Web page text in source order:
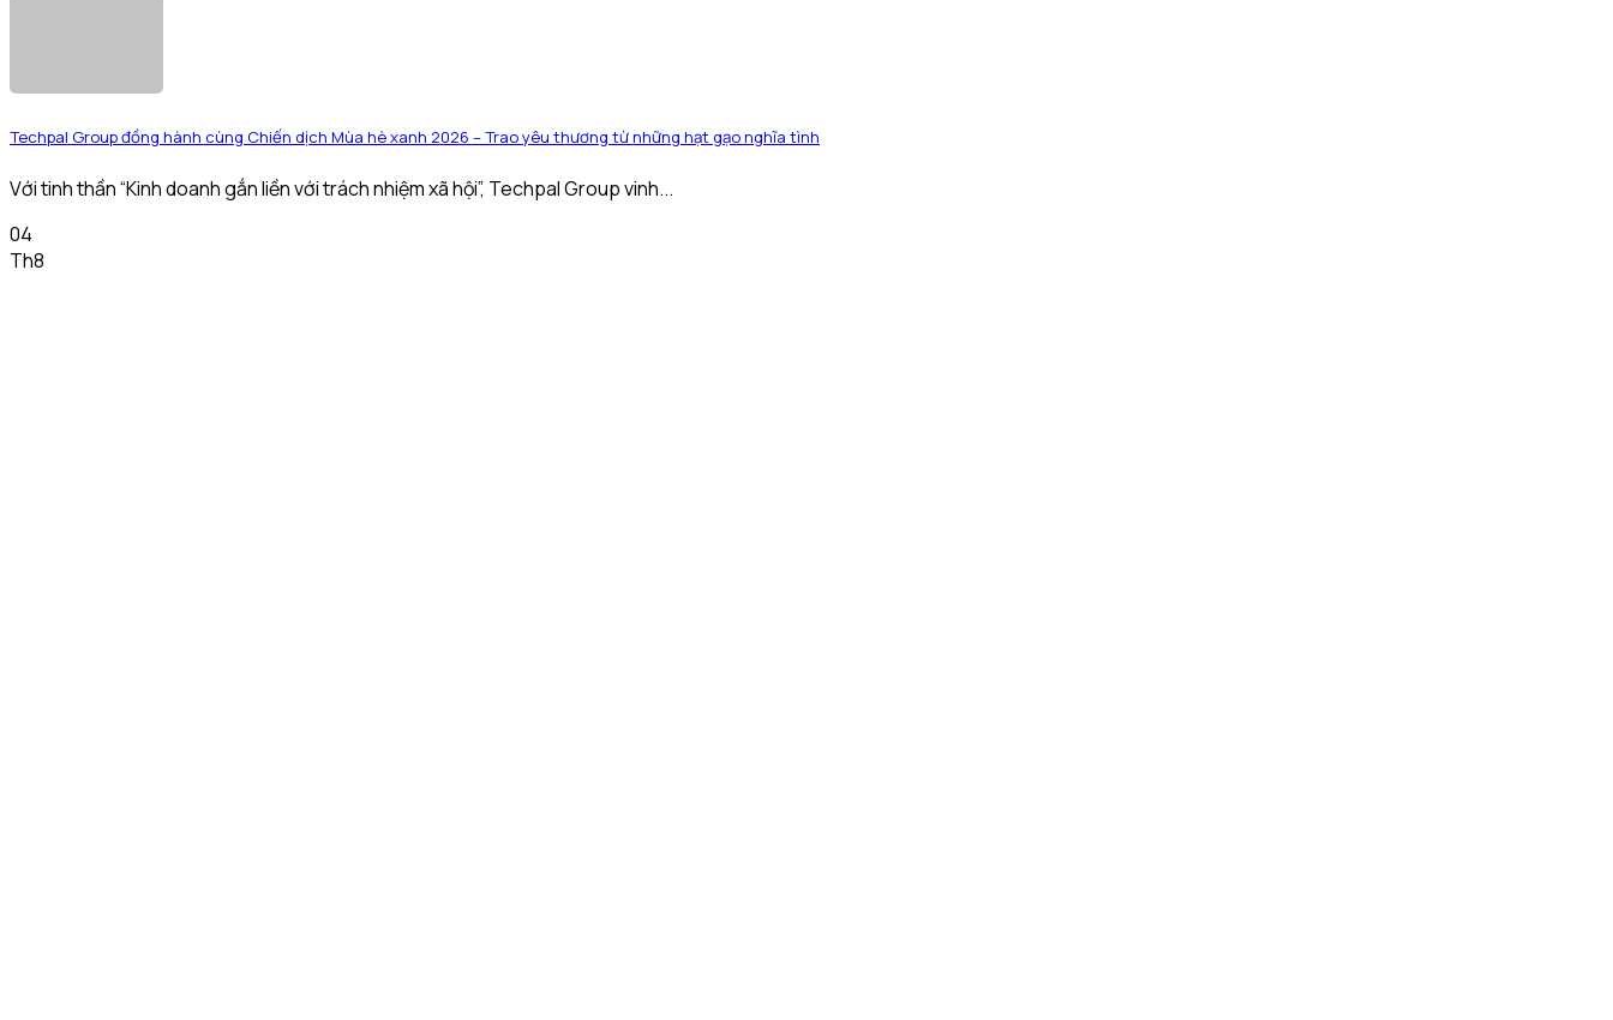
Techpal Group đồng hành cùng Chiến dịch Mùa hè xanh 2026 – Trao yêu thương từ những hạt gạo nghĩa tình
Với tinh thần “Kinh doanh gắn liền với trách nhiệm xã hội”, Techpal Group vinh...
04
Th8